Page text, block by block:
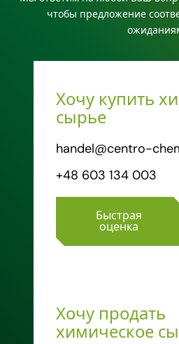
чтобы предложение
Хочу купить
сырье
handel@centro-
+48 603 134 003
Быстрая
оценка
Хочу продать
химическое